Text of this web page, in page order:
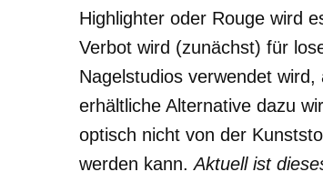
Highlighter oder Rouge wird
Verbot wird (zunächst) für
Nagelstudios verwendet
erhältliche Alternative dazu
optisch nicht von der
werden kann.Aktuell ist